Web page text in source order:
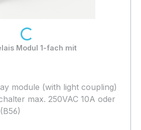
Modul 1-fach mit
module (with light coupling)
10A oder
Loading...